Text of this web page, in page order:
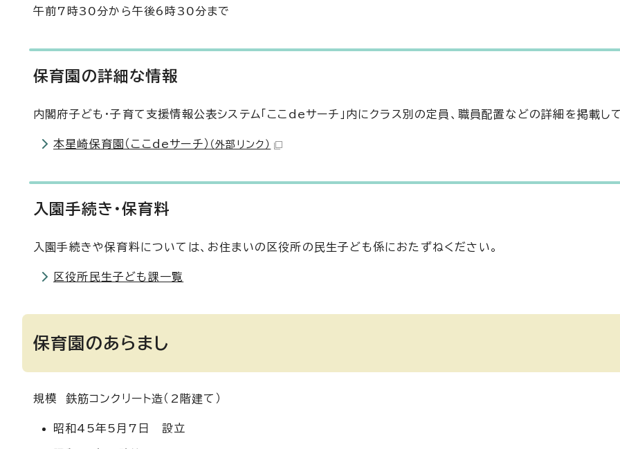
午前7時30分から午後6時30分まで
保育園の詳細な情報
内閣府子ども・子育て支援情報公表システム「ここdeサーチ」内にクラス別の定員、職員配置などの詳細を掲載して
本星崎保育園（ここdeサーチ） （外部リンク）
入園手続き・保育料
入園手続きや保育料については、お住まいの区役所の民生子ども係におたずねください。
区役所民生子ども課一覧
保育園のあらまし
規模 鉄筋コンクリート造（2階建て）
昭和45年5月7日 設立